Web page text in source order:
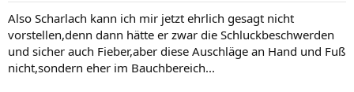
Also Scharlach kann ich mir jetzt ehrlich gesagt nicht
vorstellen,denn dann hätte er zwar die Schluckbeschwerden
und sicher auch Fieber,aber diese Auschläge an Hand und Fuß
nicht,sondern eher im Bauchbereich...